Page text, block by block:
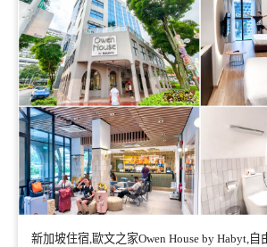
新加坡住宿,歐文之家Owen House by Habyt,